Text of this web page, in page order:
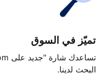
تميّز في السوق
البحث لدينا.